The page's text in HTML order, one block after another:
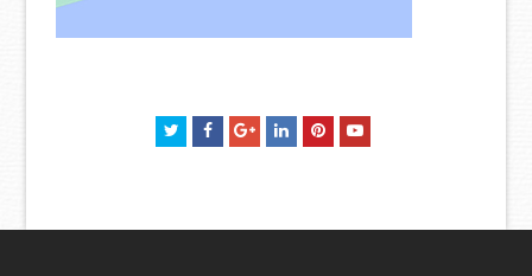
TwitterFacebookGooglePlus
LinkedInPinterestYoutube